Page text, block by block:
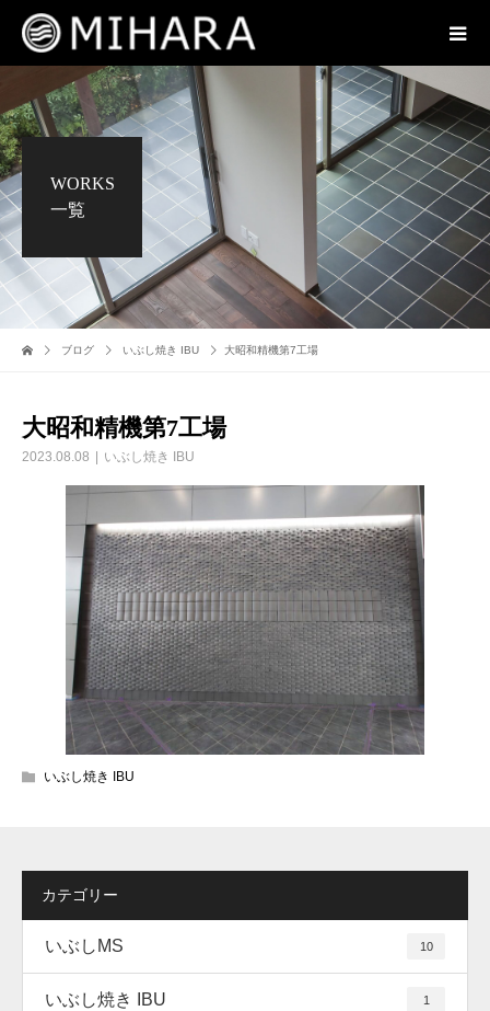
WORKS
一覧
ブログ いぶし焼き IBU 大昭和精機第7工場
大昭和精機第7工場
2023.08.08 いぶし焼き IBU
いぶし焼き IBU
カテゴリー
いぶしMS 10
いぶし焼き IBU 1